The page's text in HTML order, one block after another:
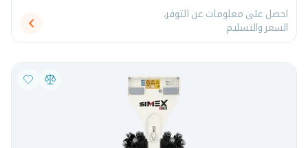
احصل على معلومات عن التوفر،
السعر والتسليم